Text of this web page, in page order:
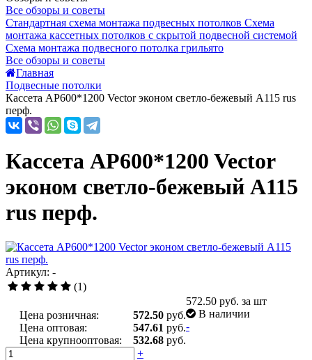
Все обзоры и советы
Стандартная схема монтажа подвесных потолков Схема
монтажа кассетных потолков с скрытой подвесной системой
Схема монтажа подвесного потолка грильято
Все обзоры и советы
Главная
Подвесные потолки
Кассета AP600*1200 Vector эконом светло-бежевый А115 rus
перф.
Кассета AP600*1200 Vector
эконом светло-бежевый А115
rus перф.
Артикул: -
(1)
Цена розничная: 572.50 руб.
Цена оптовая:
547.61 руб.
Цена крупнооптовая:
532.68 руб.
572.50 руб. за шт
В наличии
-
+